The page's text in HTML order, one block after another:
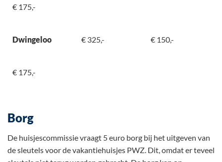
€ 175,-
Dwingeloo € 325,- € 150,-
€ 175,-
Borg
De huisjescommissie vraagt 5 euro borg bij het uitgeven van
de sleutels voor de vakantiehuisjes PWZ. Dit, omdat er teveel